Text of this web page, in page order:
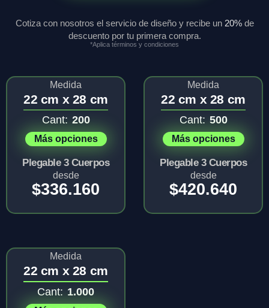
Cotiza con nosotros el servicio de diseño y recibe un 20% de
descuento por tu primera compra.
*Aplica términos y condiciones
Medida
22 cm x 28 cm
Cant: 200
Más opciones
Plegable 3 Cuerpos
desde
$336.160
Medida
22 cm x 28 cm
Cant: 500
Más opciones
Plegable 3 Cuerpos
desde
$420.640
Medida
22 cm x 28 cm
Cant: 1.000